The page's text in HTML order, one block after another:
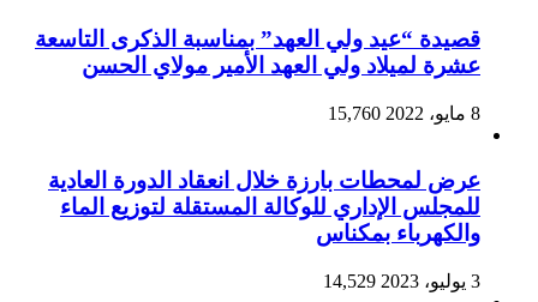
قصيدة “عيد ولي العهد” بمناسبة الذكرى التاسعة
عشرة لميلاد ولي العهد الأمير مولاي الحسن
8 مايو، 2022 15,760
عرض لمحطات بارزة خلال انعقاد الدورة العادية
للمجلس الإداري للوكالة المستقلة لتوزيع الماء
والكهرباء بمكناس
3 يوليو، 2023 14,529